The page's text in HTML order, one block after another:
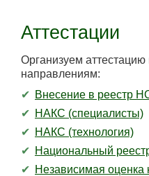
Аттестации
Организуем
направлениям:
Внесение в реестр
НАКС (специалисты)
НАКС (технология)
Национальный
Независимая